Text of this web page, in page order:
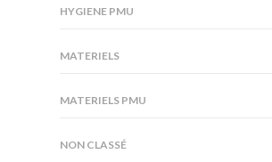
HYGIENE PMU
MATERIELS
MATERIELS PMU
NON CLASSÉ